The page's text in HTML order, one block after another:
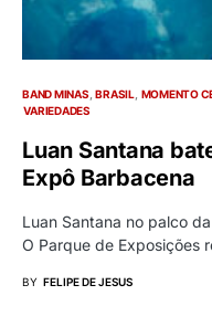
BAND MINAS BRASIL MOMENTO
VARIEDADES
Luan Santana
Expô Barbacena
Luan Santana no palco
O Parque de Exposições
BY FELIPE DE JESUS